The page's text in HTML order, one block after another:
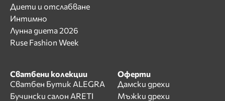
Диети и отслабване
Интимно
Лунна диета 2026
Ruse Fashion Week
Сватбени колекции
Сватбен Бутик ALEGRA
Бучински салон ARETI
Оферти
Дамски дрехи
Мъжки дрехи